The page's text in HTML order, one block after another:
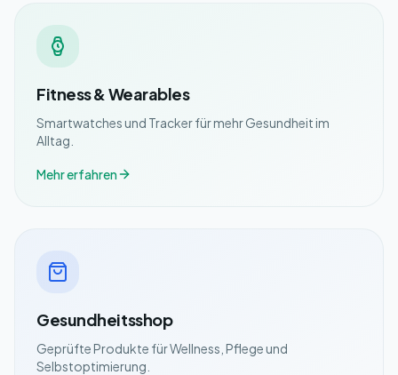
Fitness & Wearables
Smartwatches und Tracker für mehr Gesundheit im
Alltag.
Mehr erfahren
Gesundheitsshop
Geprüfte Produkte für Wellness, Pflege und
Selbstoptimierung.